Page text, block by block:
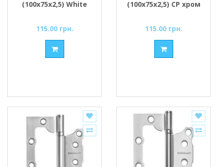
(100х75х2,5) White
115.00 грн.
(100х75х2,5) СР хром
115.00 грн.